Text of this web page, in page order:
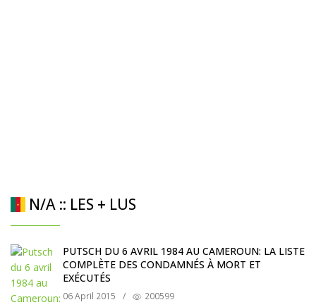
N/A :: LES + LUS
PUTSCH DU 6 AVRIL 1984 AU CAMEROUN: LA LISTE
COMPLÈTE DES CONDAMNÉS À MORT ET
EXÉCUTÉS
06 April 2015 / 200599